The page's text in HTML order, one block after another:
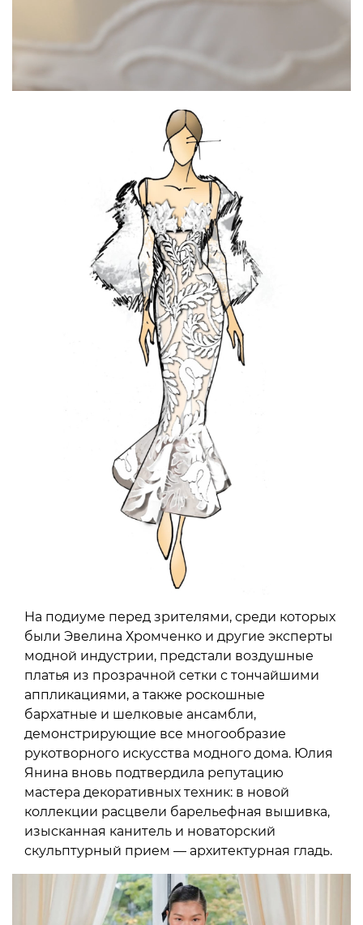
На подиуме перед зрителями, среди которых
были Эвелина Хромченко и другие эксперты
модной индустрии, предстали воздушные
платья из прозрачной сетки с тончайшими
аппликациями, а также роскошные
бархатные и шелковые ансамбли,
демонстрирующие все многообразие
рукотворного искусства модного дома. Юлия
Янина вновь подтвердила репутацию
мастера декоративных техник: в новой
коллекции расцвели барельефная вышивка,
изысканная канитель и новаторский
скульптурный прием — архитектурная гладь.